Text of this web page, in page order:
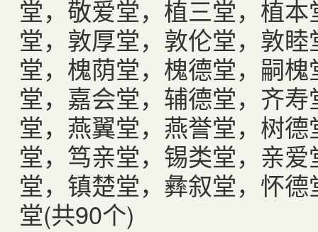
堂，敬爱堂，植三堂，植
堂，敦厚堂，敦伦堂，敦
堂，槐荫堂，槐德堂，嗣
堂，嘉会堂，辅德堂，齐
堂，燕翼堂，燕誉堂，树
堂，笃亲堂，锡类堂，亲
堂，镇楚堂，彝叙堂，怀
堂(共90个)